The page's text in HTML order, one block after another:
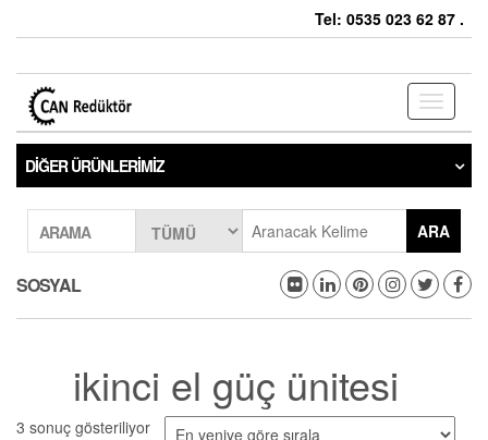
Tel: 0535 023 62 87 .
Toggle
DIĞER ÜRÜNLERIMIZ
ARAMA ARA
SOSYAL
ikinci el güç ünitesi
3 sonuç gösteriliyor